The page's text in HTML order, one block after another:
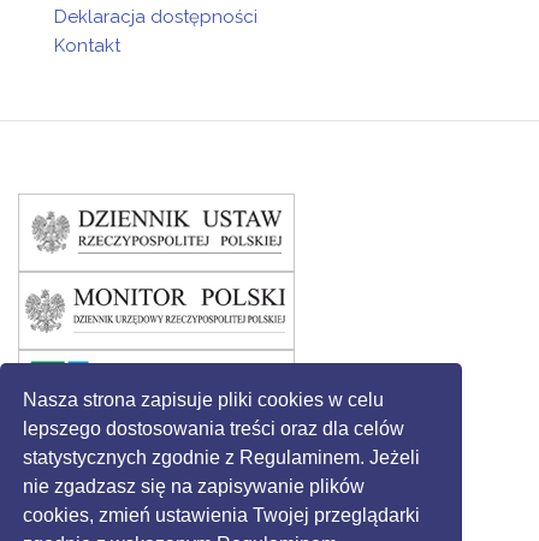
Nasza strona zapisuje pliki cookies w celu
lepszego dostosowania treści oraz dla celów
statystycznych zgodnie z Regulaminem. Jeżeli
nie zgadzasz się na zapisywanie plików
cookies, zmień ustawienia Twojej przeglądarki
Deklaracja dostępności
Kontakt